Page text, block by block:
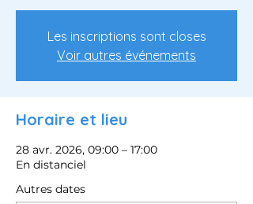
Les inscriptions sont closes
Voir autres événements
Horaire et lieu
28 avr. 2026, 09:00 – 17:00
En distanciel
Autres dates